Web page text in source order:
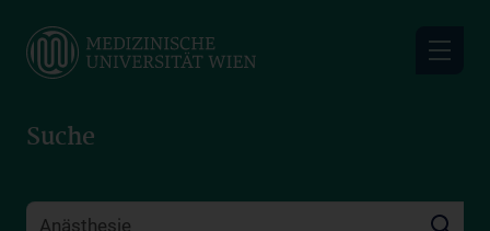
main
Suche